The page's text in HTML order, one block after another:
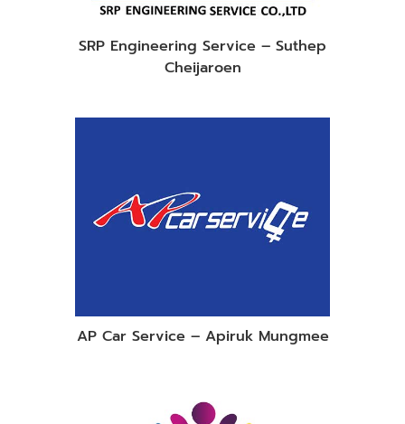
SRP Engineering Service – Suthep
Cheijaroen
AP Car Service – Apiruk Mungmee